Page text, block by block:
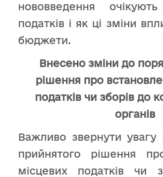
нововведення
податків і як ці зміни
бюджети.
Внесено зміни до
рішення про
податків чи зборів до
органів
Важливо звернути
прийнятого рішення
місцевих податків чи